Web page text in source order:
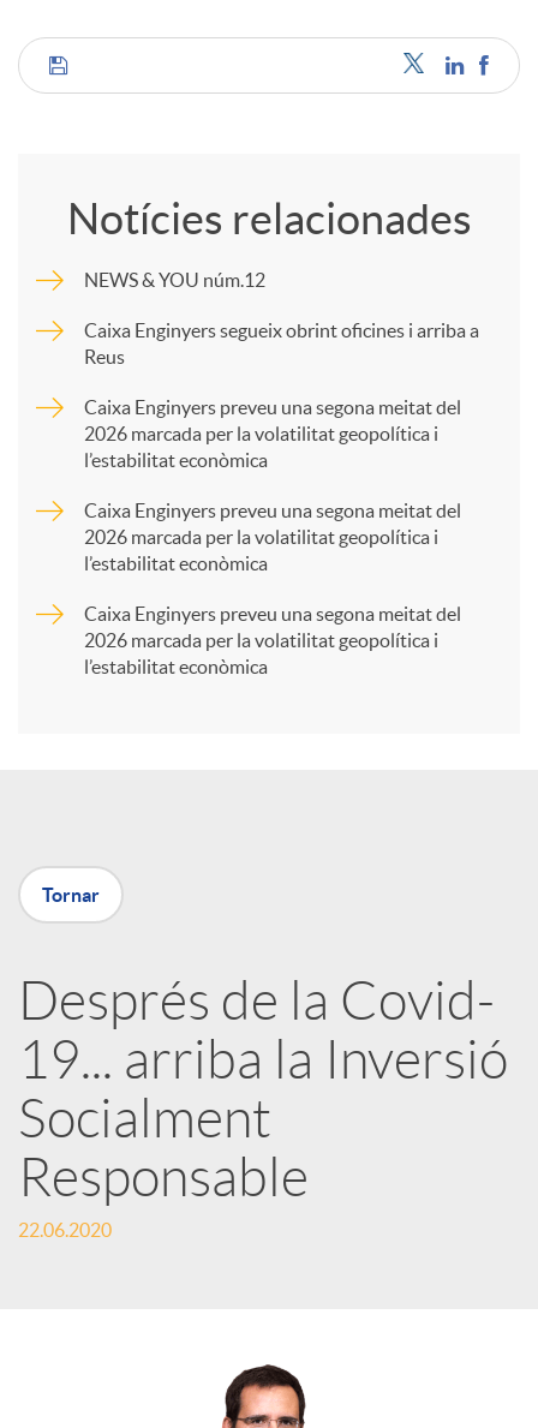
C
m
p
a
X
r
x
e
s
Notícies relacionades
NEWS & YOU núm.12
Caixa Enginyers segueix obrint oficines i arriba a
Reus
Caixa Enginyers preveu una segona meitat del
2026 marcada per la volatilitat geopolítica i
l’estabilitat econòmica
Caixa Enginyers preveu una segona meitat del
2026 marcada per la volatilitat geopolítica i
l’estabilitat econòmica
Caixa Enginyers preveu una segona meitat del
2026 marcada per la volatilitat geopolítica i
l’estabilitat econòmica
Tornar
Després de la Covid-
19... arriba la Inversió
Socialment
Responsable
22.06.2020